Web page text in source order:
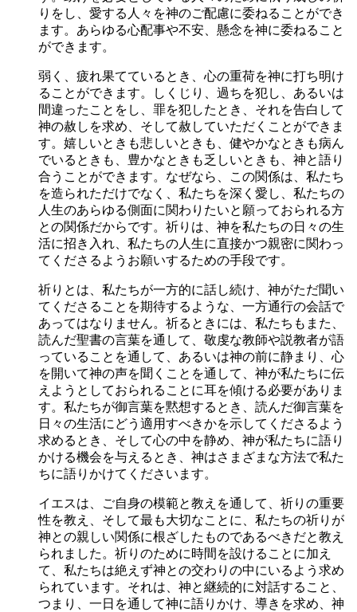
りをし、愛する人々を神のご配慮に委ねることができ
ます。あらゆる心配事や不安、懸念を神に委ねること
ができます。
弱く、疲れ果てているとき、心の重荷を神に打ち明け
ることができます。しくじり、過ちを犯し、あるいは
間違ったことをし、罪を犯したとき、それを告白して
神の赦しを求め、そして赦していただくことができま
す。嬉しいときも悲しいときも、健やかなときも病ん
でいるときも、豊かなときも乏しいときも、神と語り
合うことができます。なぜなら、この関係は、私たち
を造られただけでなく、私たちを深く愛し、私たちの
人生のあらゆる側面に関わりたいと願っておられる方
との関係だからです。祈りは、神を私たちの日々の生
活に招き入れ、私たちの人生に直接かつ親密に関わっ
てくださるようお願いするための手段です。
祈りとは、私たちが一方的に話し続け、神がただ聞い
てくださることを期待するような、一方通行の会話で
あってはなりません。祈るときには、私たちもまた、
読んだ聖書の言葉を通して、敬虔な教師や説教者が語
っていることを通して、あるいは神の前に静まり、心
を開いて神の声を聞くことを通して、神が私たちに伝
えようとしておられることに耳を傾ける必要がありま
す。私たちが御言葉を黙想するとき、読んだ御言葉を
日々の生活にどう適用すべきかを示してくださるよう
求めるとき、そして心の中を静め、神が私たちに語り
かける機会を与えるとき、神はさまざまな方法で私た
ちに語りかけてくださいます。
イエスは、ご自身の模範と教えを通して、祈りの重要
性を教え、そして最も大切なことに、私たちの祈りが
神との親しい関係に根ざしたものであるべきだと教え
られました。祈りのために時間を設けることに加え
て、私たちは絶えず神との交わりの中にいるよう求め
られています。それは、神と継続的に対話すること、
つまり、一日を通して神に語りかけ、導きを求め、神